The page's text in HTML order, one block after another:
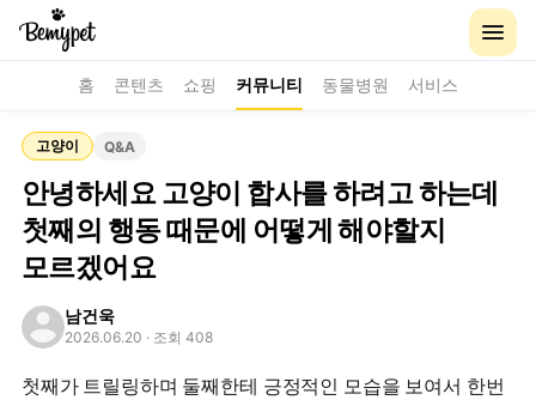
홈 콘텐츠 쇼핑 커뮤니티 동물병원 서비스
고양이 Q&A
안녕하세요 고양이 합사를 하려고 하는데
첫째의 행동 때문에 어떻게 해야할지
모르겠어요
남건욱
2026.06.20 · 조회 408
첫째가 트릴링하며 둘째한테 긍정적인 모습을 보여서 한번